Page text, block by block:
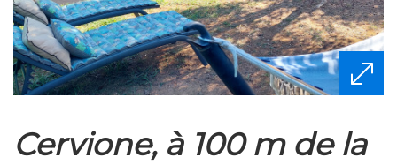
cervione, à 100 m de la